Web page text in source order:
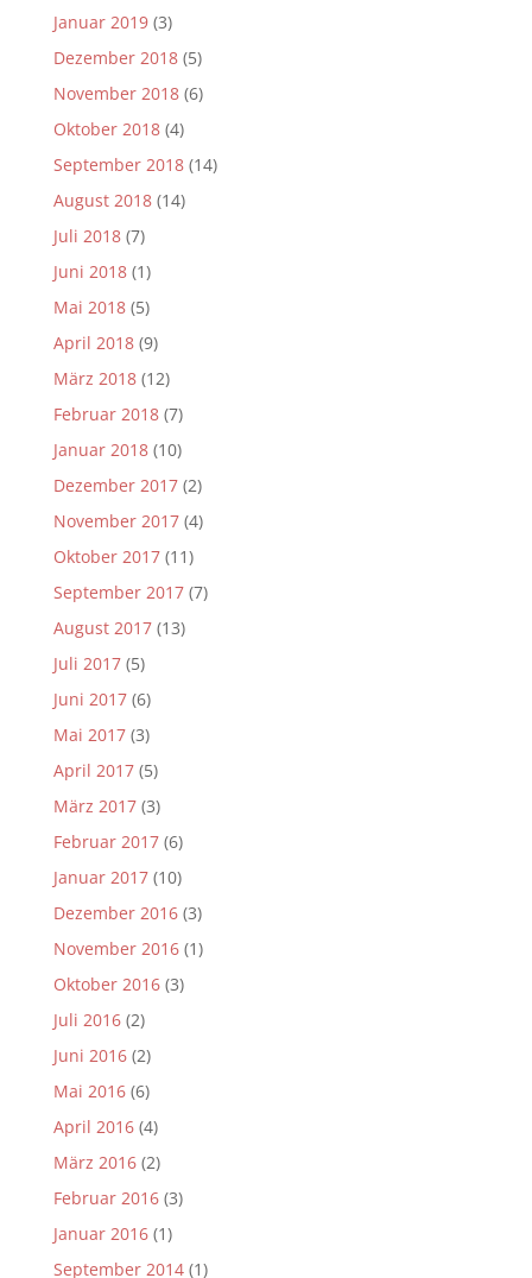
Januar 2019(3)
Dezember 2018(5)
November 2018(6)
Oktober 2018(4)
September 2018(14)
August 2018(14)
Juli 2018(7)
Juni 2018(1)
Mai 2018(5)
April 2018(9)
März 2018(12)
Februar 2018(7)
Januar 2018(10)
Dezember 2017(2)
November 2017(4)
Oktober 2017(11)
September 2017(7)
August 2017(13)
Juli 2017(5)
Juni 2017(6)
Mai 2017(3)
April 2017(5)
März 2017(3)
Februar 2017(6)
Januar 2017(10)
Dezember 2016(3)
November 2016(1)
Oktober 2016(3)
Juli 2016(2)
Juni 2016(2)
Mai 2016(6)
April 2016(4)
März 2016(2)
Februar 2016(3)
Januar 2016(1)
September 2014(1)